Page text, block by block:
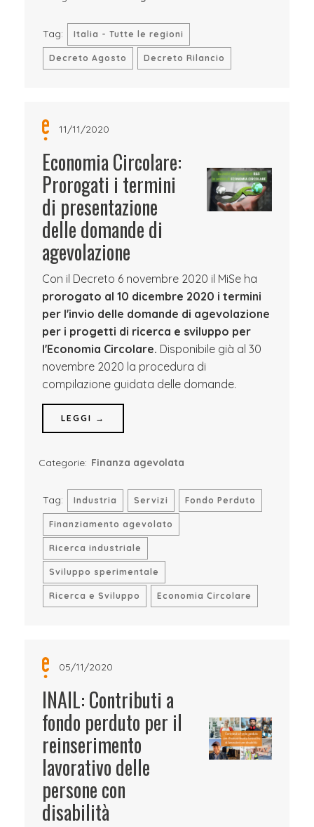
Tag: Italia - Tutte le regioni
Decreto Agosto Decreto Rilancio
11/11/2020
Economia Circolare:
Prorogati i termini
di presentazione
delle domande di
agevolazione
Con il Decreto 6 novembre 2020 il MiSe ha
prorogato al 10 dicembre 2020 i termini
per l'invio delle domande di agevolazione
per i progetti di ricerca e sviluppo per
l'Economia Circolare. Disponibile già al 30
novembre 2020 la procedura di
compilazione guidata delle domande.
LEGGI →
Categorie: Finanza agevolata
Tag: Industria Servizi Fondo Perduto
Finanziamento agevolato
Ricerca industriale
Sviluppo sperimentale
Ricerca e Sviluppo Economia Circolare
05/11/2020
INAIL: Contributi a
fondo perduto per il
reinserimento
lavorativo delle
persone con
disabilità